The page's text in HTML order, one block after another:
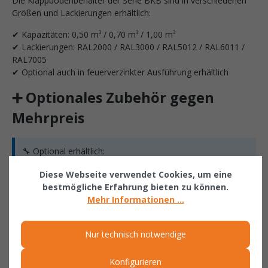
Größen und Lackierungen erhältlich:
✔ Kapazitäten: 0,50 m³ / 0,70 m³ / 1,00 m³
✔ Lackierungen: RAL2000 / RAL3000 / RAL5012 / RAL6011 /
RAL7005
✔ Optional auch in feuerverzinkter Ausführung erhältlich
➕ Optionales Zubehör gegen
Mehrpreis
🔧 Optional erhältlich:
✔ 2 Lenk- und 2 Bockrollen aus Polyamid
✔ Durchmesser Rollen: 180 mm
✔ Eine Lenkrolle mit Feststeller
✔ Verzinkter Deckel
✔ 2-seitig zu öffnen
✔ Nicht stapelbar mit Deckel
Diese Webseite verwendet Cookies, um eine
bestmögliche Erfahrung bieten zu können.
Mehr Informationen ...
Nur technisch notwendige
Konfigurieren